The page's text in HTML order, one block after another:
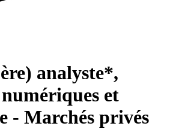
analyste*,
et
- Marchés privés